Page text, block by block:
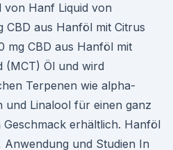
von Hanf Liquid von
CBD aus Hanföl mit Citrus
mg CBD aus Hanföl mit
(MCT) Öl und wird
Terpenen wie alpha-
und Linalool für einen ganz
erhältlich. Hanföl
und Studien In